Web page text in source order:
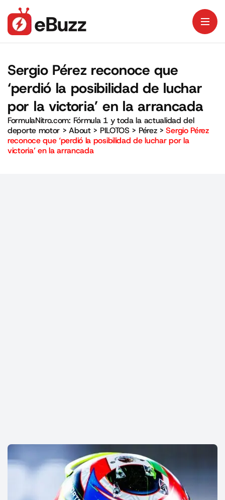
Sergio Pérez reconoce que
‘perdió la posibilidad de luchar
por la victoria’ en la arrancada
FormulaNitro.com: Fórmula 1 y toda la actualidad del
deporte motor >About> PILOTOS > Pérez>Sergio Pérez
reconoce que ‘perdió la posibilidad de luchar por la
victoria’ en la arrancada